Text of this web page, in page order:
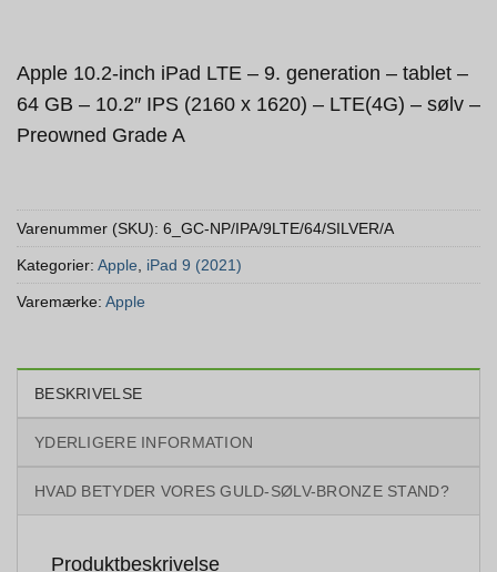
Apple 10.2-inch iPad LTE – 9. generation – tablet –
64 GB – 10.2″ IPS (2160 x 1620) – LTE(4G) – sølv –
Preowned Grade A
Varenummer (SKU): 6_GC-NP/IPA/9LTE/64/SILVER/A
Kategorier: Apple iPad 9 (2021)
Varemærke: Apple
BESKRIVELSE
YDERLIGERE INFORMATION
HVAD BETYDER VORES GULD-SØLV-BRONZE STAND?
Produktbeskrivelse